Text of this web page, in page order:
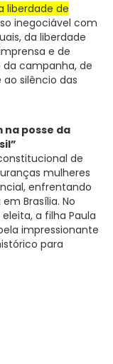
liberdade de
inegociável com
da liberdade
e de
da campanha, de
silêncio das
na posse da
de
mulheres
enfrentando
Brasília. No
a filha Paula
impressionante
para